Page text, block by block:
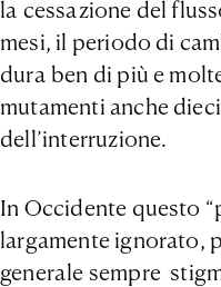
la cessazione del
mesi, il periodo di
dura ben di più e
mutamenti anche
dell’interruzione.
In Occidente questo
largamente ignorato,
generale sempre